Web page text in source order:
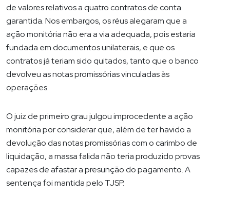
de valores relativos a quatro contratos de conta
garantida. Nos embargos, os réus alegaram que a
ação monitória não era a via adequada, pois estaria
fundada em documentos unilaterais, e que os
contratos já teriam sido quitados, tanto que o banco
devolveu as notas promissórias vinculadas às
operações.
O juiz de primeiro grau julgou improcedente a ação
monitória por considerar que, além de ter havido a
devolução das notas promissórias com o carimbo de
liquidação, a massa falida não teria produzido provas
capazes de afastar a presunção do pagamento. A
sentença foi mantida pelo TJSP.